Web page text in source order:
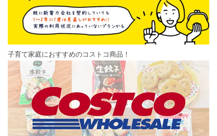
子育て家庭におすすめのコストコ商品！